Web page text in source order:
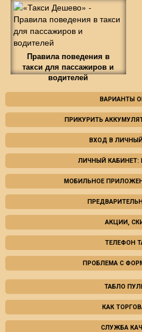
Правила поведения в
такси для пассажиров и
водителей
ВАРИАНТЫ
ПРИКУРИТЬ
ВХОД В
ЛИЧНЫЙ КАБИНЕТ:
МОБИЛЬНОЕ
АКЦИИ,
ТЕЛЕФОН
ПРОБЛЕМА С
ТАБЛО
КАК
СЛУЖБА